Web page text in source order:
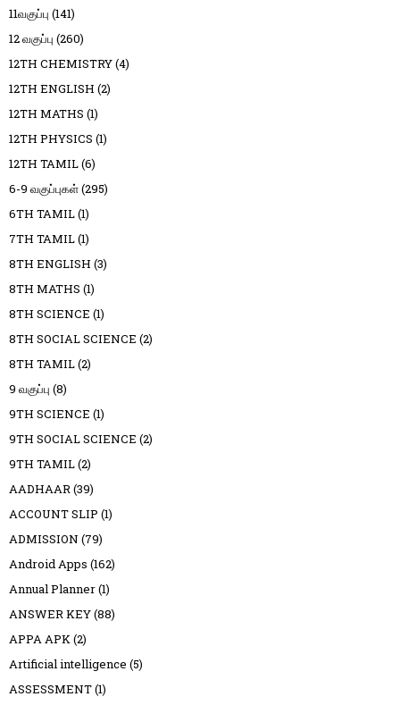
11வகுப்பு (141)
12 வகுப்பு (260)
12TH CHEMISTRY(4)
12TH ENGLISH (2)
12TH MATHS (1)
12TH PHYSICS (1)
12TH TAMIL(6)
6-9 வகுப்புகள்(295)
6TH TAMIL(1)
7TH TAMIL(1)
8TH ENGLISH (3)
8TH MATHS (1)
8TH SCIENCE (1)
8TH SOCIAL SCIENCE (2)
8TH TAMIL(2)
9 வகுப்பு (8)
9TH SCIENCE (1)
9TH SOCIAL SCIENCE (2)
9TH TAMIL(2)
AADHAAR(39)
ACCOUNT SLIP (1)
ADMISSION (79)
Android Apps (162)
Annual Planner(1)
ANSWER KEY(88)
APPA APK(2)
Artificial intelligence (5)
ASSESSMENT(1)